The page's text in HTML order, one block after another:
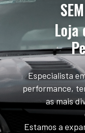
Loja
Especialista
performance,
as mais
Estamos a